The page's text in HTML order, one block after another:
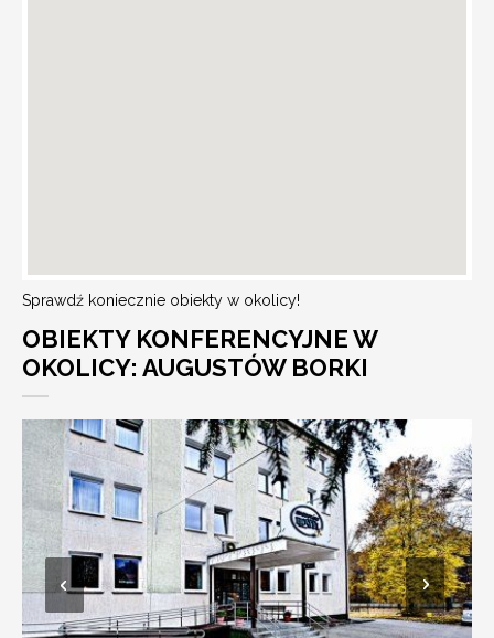
Sprawdź koniecznie obiekty w okolicy!
OBIEKTY KONFERENCYJNE W
OKOLICY: AUGUSTÓW BORKI